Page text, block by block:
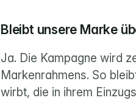
Bleibt unsere Marke
Ja. Die Kampagne wird
Markenrahmens. So
wirbt, die in ihrem